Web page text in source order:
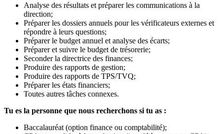
Analyse des résultats et préparer les communications à la
direction;
Préparer les dossiers annuels pour les vérificateurs externes et
répondre à leurs questions;
Préparer le budget annuel et analyse des écarts;
Préparer et suivre le budget de trésorerie;
Seconder la directrice des finances;
Produire des rapports de gestion;
Produire des rapports de TPS/TVQ;
Préparer les états financiers;
Toutes autres tâches connexes.
Tu es la personne que nous recherchons si tu as :
Baccalauréat (option finance ou comptabilité);